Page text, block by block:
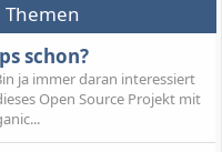
Themen
schon?
ja immer daran interessiert
Open Source Projekt mit